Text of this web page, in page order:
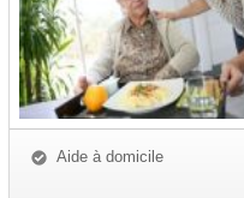
Aide à domicile